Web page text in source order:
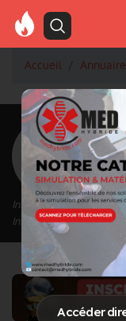
Accéder
Accueil
Inscrit depuis le 24/10/
Informations mises à